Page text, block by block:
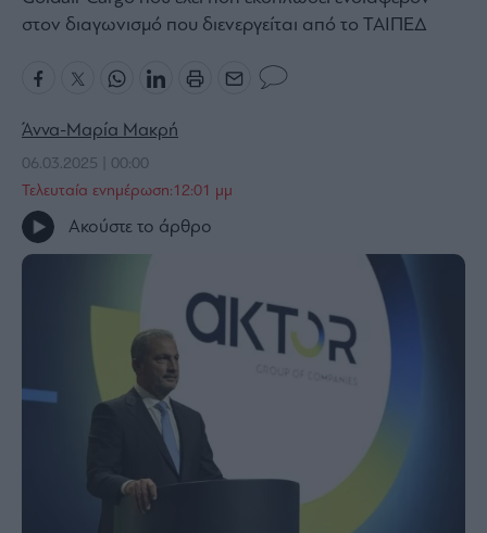
Financial
Wiseman
301
My
στον διαγωνισμό που διενεργείται από το ΤΑΙΠΕΔ
Άννα-Μαρία Μακρή
06.03.2025 | 00:00
Τελευταία ενημέρωση:12:01 μμ
Ακούστε το άρθρο